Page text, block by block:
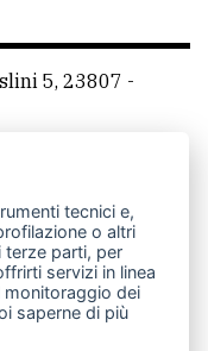
5, 23807 -
RSS
tecnici e,
o altri
terze parti, per
servizi in linea
monitoraggio dei
saperne di più